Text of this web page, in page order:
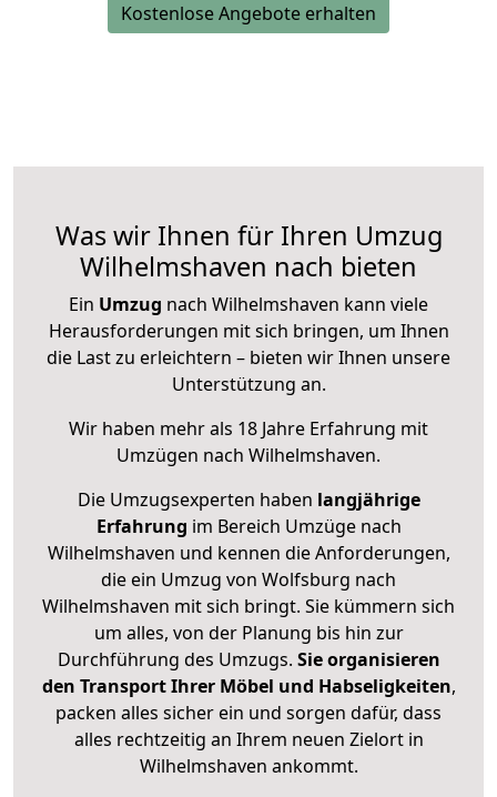
Kostenlose Angebote erhalten
Was wir Ihnen für Ihren Umzug
Wilhelmshaven nach bieten
Ein Umzug nach Wilhelmshaven kann viele
Herausforderungen mit sich bringen, um Ihnen
die Last zu erleichtern – bieten wir Ihnen unsere
Unterstützung an.
Wir haben mehr als 18 Jahre Erfahrung mit
Umzügen nach Wilhelmshaven.
Die Umzugsexperten haben langjährige
Erfahrung im Bereich Umzüge nach
Wilhelmshaven und kennen die Anforderungen,
die ein Umzug von Wolfsburg nach
Wilhelmshaven mit sich bringt. Sie kümmern sich
um alles, von der Planung bis hin zur
Durchführung des Umzugs. Sie organisieren
den Transport Ihrer Möbel und Habseligkeiten,
packen alles sicher ein und sorgen dafür, dass
alles rechtzeitig an Ihrem neuen Zielort in
Wilhelmshaven ankommt.